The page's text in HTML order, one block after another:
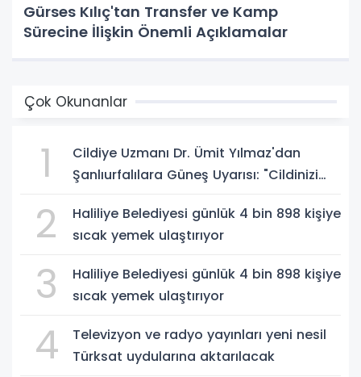
Gürses Kılıç'tan Transfer ve Kamp
Sürecine İlişkin Önemli Açıklamalar
Çok Okunanlar
1
Cildiye Uzmanı Dr. Ümit Yılmaz'dan
Şanlıurfalılara Güneş Uyarısı: "Cildinizi
2
Haliliye Belediyesi günlük 4 bin 898 kişiye
sıcak yemek ulaştırıyor
3
Haliliye Belediyesi günlük 4 bin 898 kişiye
sıcak yemek ulaştırıyor
4
Televizyon ve radyo yayınları yeni nesil
Türksat uydularına aktarılacak